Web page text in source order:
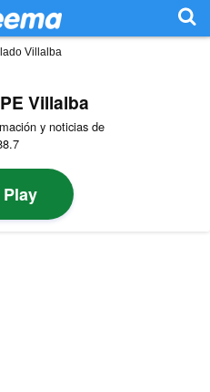
Villalba
Villalba
y noticias de
Play